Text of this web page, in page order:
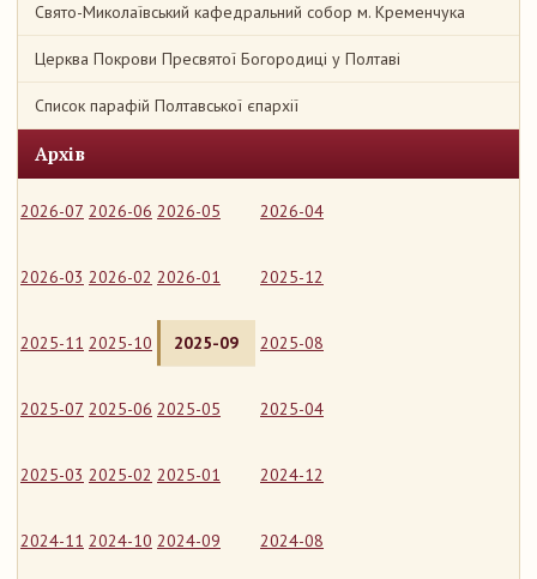
Свято-Миколаївський кафедральний собор м. Кременчука
Церква Покрови Пресвятої Богородиці у Полтаві
Список парафій Полтавської єпархії
Архів
2026-07 2026-06 2026-05 2026-04
2026-03 2026-02 2026-01 2025-12
2025-11 2025-10 2025-09 2025-08
2025-07 2025-06 2025-05 2025-04
2025-03 2025-02 2025-01 2024-12
2024-11 2024-10 2024-09 2024-08